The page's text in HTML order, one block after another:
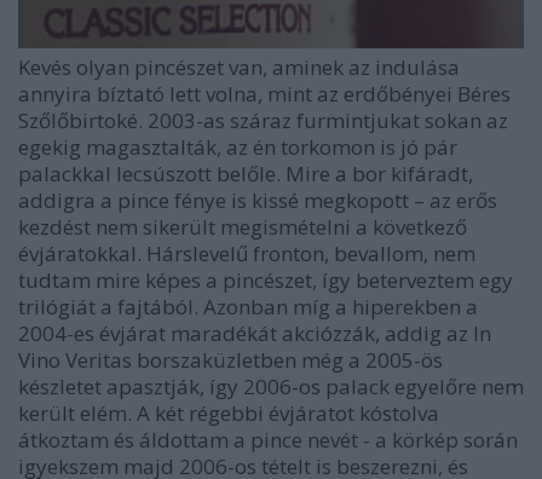
Kevés olyan pincészet van, aminek az indulása
annyira bíztató lett volna, mint az erdőbényei Béres
Szőlőbirtoké. 2003-as száraz furmintjukat sokan az
egekig magasztalták, az én torkomon is jó pár
palackkal lecsúszott belőle. Mire a bor kifáradt,
addigra a pince fénye is kissé megkopott – az erős
kezdést nem sikerült megismételni a következő
évjáratokkal. Hárslevelű fronton, bevallom, nem
tudtam mire képes a pincészet, így beterveztem egy
trilógiát a fajtából. Azonban míg a hiperekben a
2004-es évjárat maradékát akciózzák, addig az In
Vino Veritas borszaküzletben még a 2005-ös
készletet apasztják, így 2006-os palack egyelőre nem
került elém. A két régebbi évjáratot kóstolva
átkoztam és áldottam a pince nevét - a körkép során
igyekszem majd 2006-os tételt is beszerezni, és